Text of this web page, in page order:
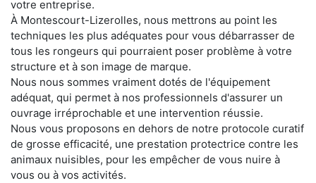
votre entreprise.
À Montescourt-Lizerolles, nous mettrons au point les
techniques les plus adéquates pour vous débarrasser de
tous les rongeurs qui pourraient poser problème à votre
structure et à son image de marque.
Nous nous sommes vraiment dotés de l'équipement
adéquat, qui permet à nos professionnels d'assurer un
ouvrage irréprochable et une intervention réussie.
Nous vous proposons en dehors de notre protocole curatif
de grosse efficacité, une prestation protectrice contre les
animaux nuisibles, pour les empêcher de vous nuire à
vous ou à vos activités.